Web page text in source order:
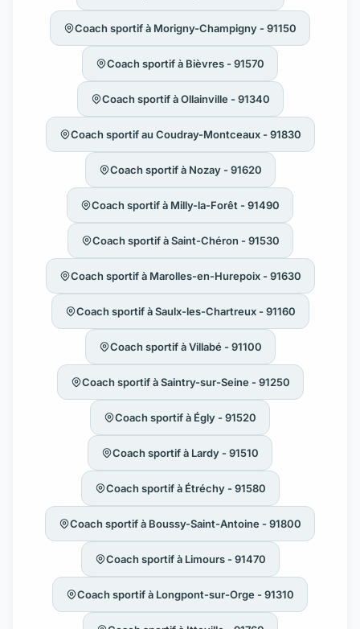
Coach sportif à Morigny-Champigny - 91150
Coach sportif à Bièvres - 91570
Coach sportif à Ollainville - 91340
Coach sportif au Coudray-Montceaux - 91830
Coach sportif à Nozay - 91620
Coach sportif à Milly-la-Forêt - 91490
Coach sportif à Saint-Chéron - 91530
Coach sportif à Marolles-en-Hurepoix - 91630
Coach sportif à Saulx-les-Chartreux - 91160
Coach sportif à Villabé - 91100
Coach sportif à Saintry-sur-Seine - 91250
Coach sportif à Égly - 91520
Coach sportif à Lardy - 91510
Coach sportif à Étréchy - 91580
Coach sportif à Boussy-Saint-Antoine - 91800
Coach sportif à Limours - 91470
Coach sportif à Longpont-sur-Orge - 91310